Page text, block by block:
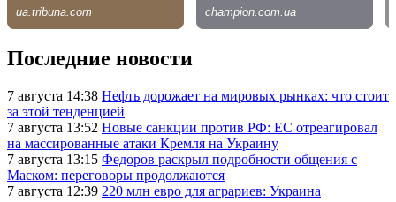
Последние новости
7 августа 14:38 Нефть дорожает на мировых рынках: что стоит
за этой тенденцией
7 августа 13:52 Новые санкции против РФ: ЕС отреагировал
на массированные атаки Кремля на Украину
7 августа 13:15 Федоров раскрыл подробности общения с
Маском: переговоры продолжаются
7 августа 12:39 220 млн евро для аграриев: Украина